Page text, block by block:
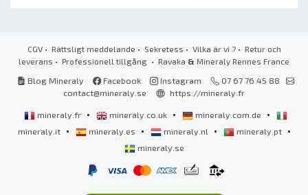
CGV• Rättsligt meddelande • Sekretess • Vilka är vi ?• Retur och
leverans • Professionell tillgång • Ravaka & Mineraly Rennes France
Blog Mineraly
Facebook Instagram
07 67 76 45 88
contact@mineraly.se
https://mineraly.fr
mineraly.fr • mineraly.co.uk • mineraly.com.de •
mineraly.it • mineraly.es • mineraly.nl • mineraly.pt •
mineraly.se